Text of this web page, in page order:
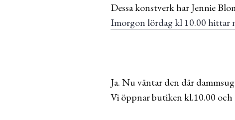
Dessa konstverk har Jennie
Imorgon lördag kl 10.00 hittar
Ja. Nu väntar den där
Vi öppnar butiken kl.10.00